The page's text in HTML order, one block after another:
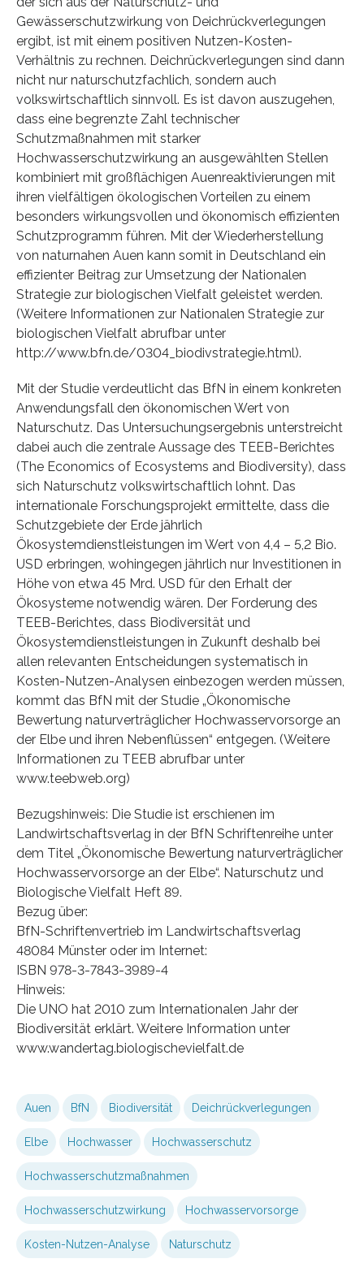
Gewässerschutzwirkung von Deichrückverlegungen
ergibt, ist mit einem positiven Nutzen-Kosten-
Verhältnis zu rechnen. Deichrückverlegungen sind dann
nicht nur naturschutzfachlich, sondern auch
volkswirtschaftlich sinnvoll. Es ist davon auszugehen,
dass eine begrenzte Zahl technischer
Schutzmaßnahmen mit starker
Hochwasserschutzwirkung an ausgewählten Stellen
kombiniert mit großflächigen Auenreaktivierungen mit
ihren vielfältigen ökologischen Vorteilen zu einem
besonders wirkungsvollen und ökonomisch effizienten
Schutzprogramm führen. Mit der Wiederherstellung
von naturnahen Auen kann somit in Deutschland ein
effizienter Beitrag zur Umsetzung der Nationalen
Strategie zur biologischen Vielfalt geleistet werden.
(Weitere Informationen zur Nationalen Strategie zur
biologischen Vielfalt abrufbar unter
http://www.bfn.de/0304_biodivstrategie.html).
Mit der Studie verdeutlicht das BfN in einem konkreten
Anwendungsfall den ökonomischen Wert von
Naturschutz. Das Untersuchungsergebnis unterstreicht
dabei auch die zentrale Aussage des TEEB-Berichtes
(The Economics of Ecosystems and Biodiversity), dass
sich Naturschutz volkswirtschaftlich lohnt. Das
internationale Forschungsprojekt ermittelte, dass die
Schutzgebiete der Erde jährlich
Ökosystemdienstleistungen im Wert von 4,4 – 5,2 Bio.
USD erbringen, wohingegen jährlich nur Investitionen in
Höhe von etwa 45 Mrd. USD für den Erhalt der
Ökosysteme notwendig wären. Der Forderung des
TEEB-Berichtes, dass Biodiversität und
Ökosystemdienstleistungen in Zukunft deshalb bei
allen relevanten Entscheidungen systematisch in
Kosten-Nutzen-Analysen einbezogen werden müssen,
kommt das BfN mit der Studie „Ökonomische
Bewertung naturverträglicher Hochwasservorsorge an
der Elbe und ihren Nebenflüssen“ entgegen. (Weitere
Informationen zu TEEB abrufbar unter
www.teebweb.org)
Bezugshinweis: Die Studie ist erschienen im
Landwirtschaftsverlag in der BfN Schriftenreihe unter
dem Titel „Ökonomische Bewertung naturverträglicher
Hochwasservorsorge an der Elbe“. Naturschutz und
Biologische Vielfalt Heft 89.
Bezug über:
BfN-Schriftenvertrieb im Landwirtschaftsverlag
48084 Münster oder im Internet:
ISBN 978-3-7843-3989-4
Hinweis:
Die UNO hat 2010 zum Internationalen Jahr der
Biodiversität erklärt. Weitere Information unter
www.wandertag.biologischevielfalt.de
Auen BfN Biodiversität Deichrückverlegungen
Elbe Hochwasser Hochwasserschutz
Hochwasserschutzmaßnahmen
Hochwasserschutzwirkung Hochwasservorsorge
Kosten-Nutzen-Analyse Naturschutz